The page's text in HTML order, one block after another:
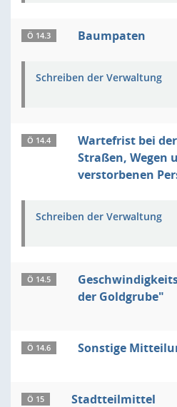
Ö 14.3 Baumpaten
Schreiben der Verwaltung
Ö 14.4
Wartefrist bei
Straßen, Wegen
verstorbenen
Schreiben der Verwaltung
Ö 14.5
der Goldgrube"
Ö 14.6 Sonstige
Ö 15 Stadtteilmittel